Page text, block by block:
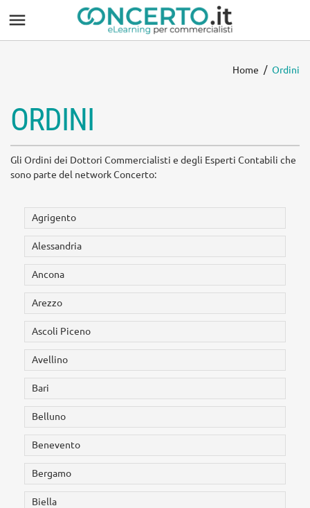

Home Ordini
ORDINI
Gli Ordini dei Dottori Commercialisti e degli Esperti Contabili che
sono parte del network Concerto:
Agrigento
Alessandria
Ancona
Arezzo
Ascoli Piceno
Avellino
Bari
Belluno
Benevento
Bergamo
Biella